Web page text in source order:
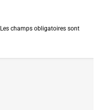
Les champs obligatoires sont